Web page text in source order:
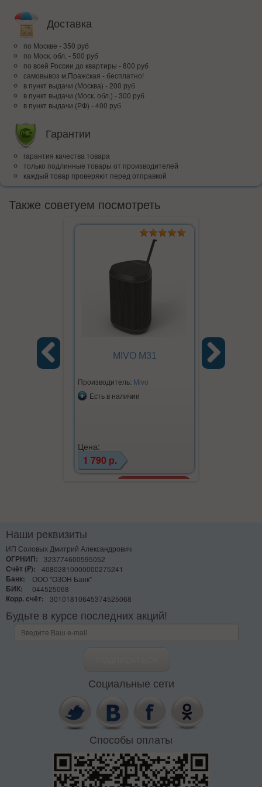
Доставка
по Москве - 350 руб
по Моск. обл. - 500 руб
по всей Росcии до квартиры - 800 руб
самовывоз м.Пражская - бесплатно!
в пункт выдачи (Москва) - 200 руб
в пункт выдачи (Моск. обл.) - 300 руб
в пункт выдачи (РФ) - 400 руб
Гарантии
гарантия качества товара
только подлинные товары от производителей
каждый товар проверяют перед отправкой
Также советуем посмотреть
MIVO M31
Производитель: Mivo
Есть в наличии
Цена:
1 790 р.
Наши реквизиты
ИП Соловых Дмитрий Александрович
ОГРНИП:
323774600595052
Счёт (₽):
40802810000000275241
Банк:
ООО "ОЗОН Банк"
БИК:
044525068
Корр. счёт:
30101810645374525068
Будьте в курсе последних акций!
Социальные сети
Способы оплаты